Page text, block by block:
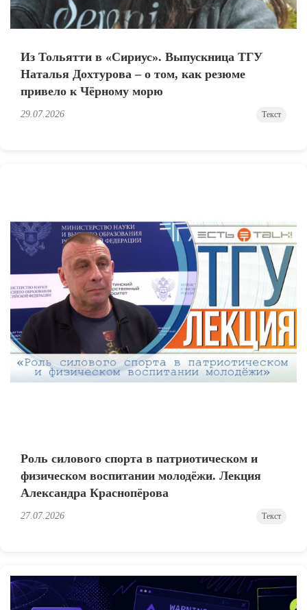
Из Тольятти в «Сириус». Выпускница ТГУ
Наталья Дохтурова – о том, как резюме
привело к Чёрному морю
29.07.2026 Текст
Роль силового спорта в патриотическом и
физическом воспитании молодёжи. Лекция
Александра Краснопёрова
27.07.2026 Текст